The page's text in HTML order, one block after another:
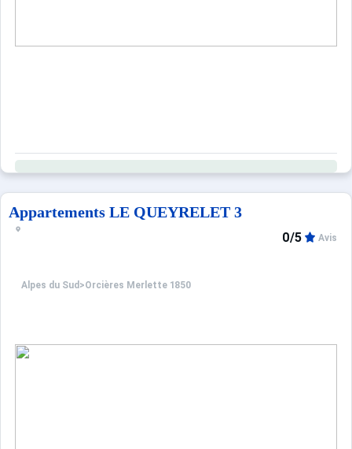
Appartements LE QUEYRELET 3
Alpes du Sud >Orcières Merlette 1850
0/5 Avis